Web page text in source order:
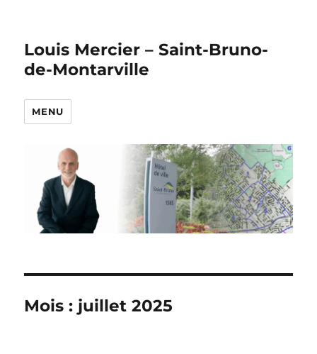
Louis Mercier – Saint-Bruno-
de-Montarville
MENU
Mois : juillet 2025